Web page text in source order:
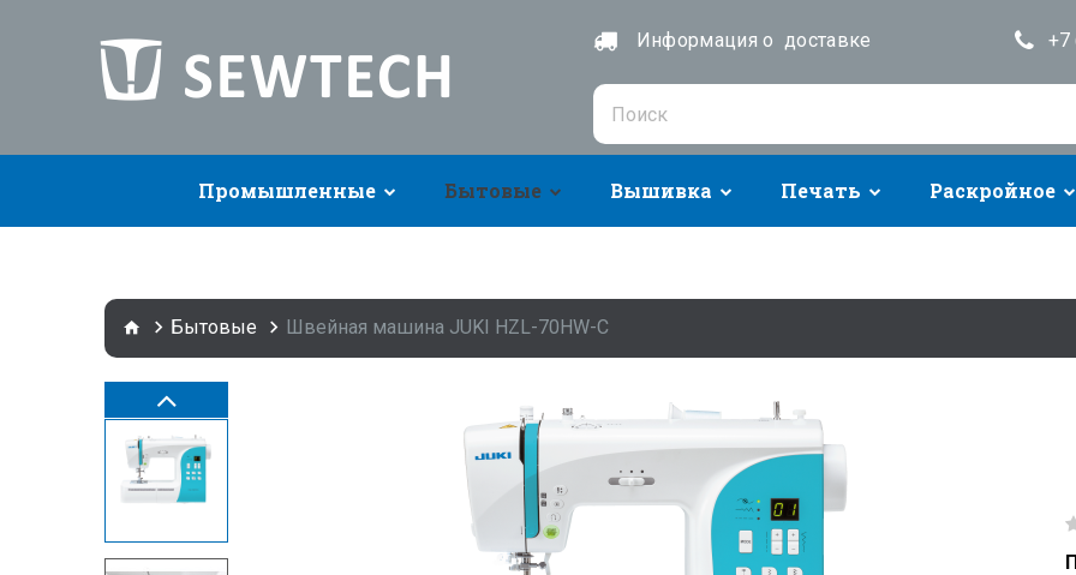
Информация о доставке +7
Промышленные Бытовые Вышивка Печать Раскройное
Бытовые Швейная машина JUKI HZL-70HW-C